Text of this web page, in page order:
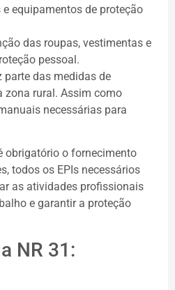
equipamentos de proteção
das roupas, vestimentas e
pessoal.
das medidas de
zona rural. Assim como
necessárias para
obrigatório o fornecimento
todos os EPIs necessários
as atividades profissionais
e garantir a proteção
NR 31: